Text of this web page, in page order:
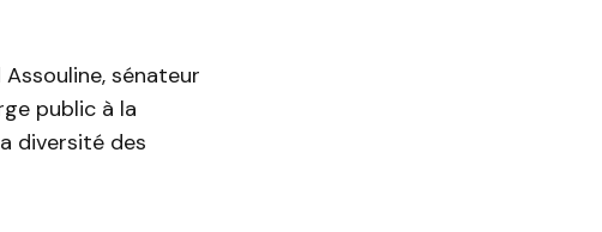
sénateur
public à la
diversité des